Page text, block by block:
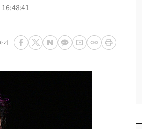
기